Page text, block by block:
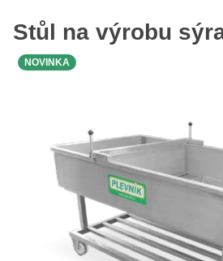
Stůl na výrobu
NOVINKA